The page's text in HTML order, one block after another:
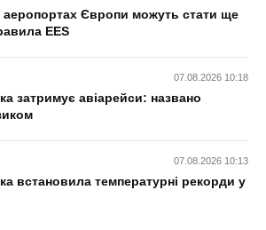
аеропортах Європи можуть стати ще
EES
07.08.2026 10:18
затримує авіарейси: названо
07.08.2026 10:13
встановила температурні рекорди у